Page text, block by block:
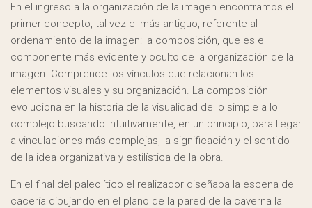
En el ingreso a la organización de la imagen encontramos el
primer concepto, tal vez el más antiguo, referente al
ordenamiento de la imagen: la composición, que es el
componente más evidente y oculto de la organización de la
imagen. Comprende los vínculos que relacionan los
elementos visuales y su organización. La composición
evoluciona en la historia de la visualidad de lo simple a lo
complejo buscando intuitivamente, en un principio, para llegar
a vinculaciones más complejas, la significación y el sentido
de la idea organizativa y estilística de la obra.
En el final del paleolítico el realizador diseñaba la escena de
cacería dibujando en el plano de la pared de la caverna la